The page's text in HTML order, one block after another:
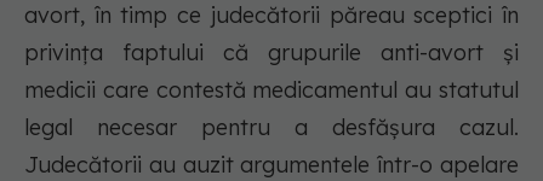
avort, în timp ce judecătorii păreau sceptici în
privința faptului că grupurile anti-avort și
medicii care contestă medicamentul au statutul
legal necesar pentru a desfășura cazul.
Judecătorii au auzit argumentele într-o apelare